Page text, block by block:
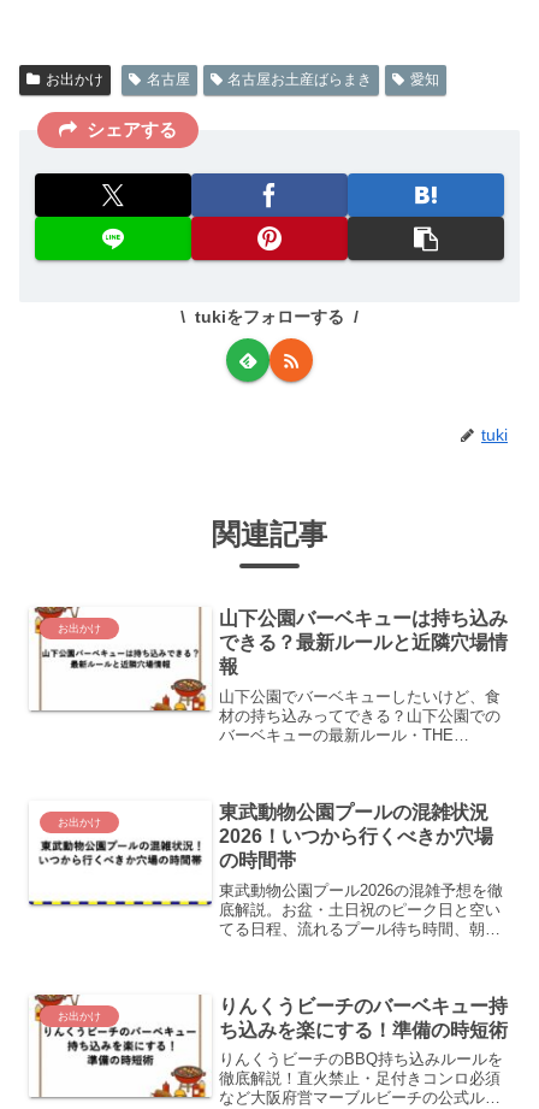
お出かけ 名古屋 名古屋お土産ばらまき 愛知
シェアする
tukiをフォローする
tuki
関連記事
お出かけ
山下公園バーベキューは持ち込み
できる？最新ルールと近隣穴場情
報
山下公園でバーベキューしたいけど、食
材の持ち込みってできる？山下公園での
バーベキューの最新ルール・THE
お出かけ
東武動物公園プールの混雑状況
2026！いつから行くべきか穴場
の時間帯
東武動物公園プール2026の混雑予想を徹
底解説。お盆・土日祝のピーク日と空い
てる日程、流れるプール待ち時間、朝イ
お出かけ
りんくうビーチのバーベキュー持
ち込みを楽にする！準備の時短術
りんくうビーチのBBQ持ち込みルールを
徹底解説！直火禁止・足付きコンロ必須
など大阪府営マーブルビーチの公式ルー